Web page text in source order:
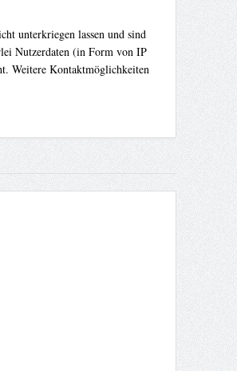
unterkriegen lassen und sind
Nutzerdaten (in Form von IP
Weitere Kontaktmöglichkeiten